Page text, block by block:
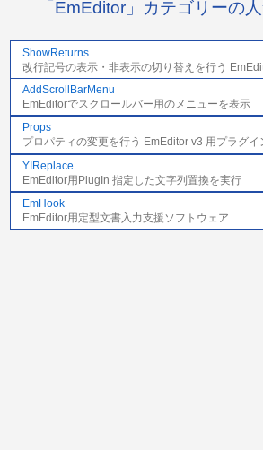
「EmEditor」カテゴリーの
ShowReturns
改行記号の表示・非表示の切り替えを行う
AddScrollBarMenu
EmEditorでスクロールバー用のメニューを表示
Props
プロパティの変更を行う EmEditor v3 用プラグイ
YIReplace
EmEditor用PlugIn 指定した文字列置換を実行
EmHook
EmEditor用定型文書入力支援ソフトウェア